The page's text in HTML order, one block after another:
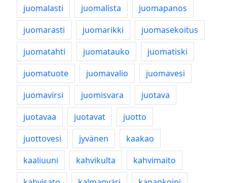
juomalasti
juomalista
juomapanos
juomarasti
juomarikki
juomasekoitus
juomatahti
juomatauko
juomatiski
juomatuote
juomavalio
juomavesi
juomavirsi
juomisvara
juotava
juotavaa
juotavat
juotto
juottovesi
jyvänen
kaakao
kaaliuuni
kahvikulta
kahvimaito